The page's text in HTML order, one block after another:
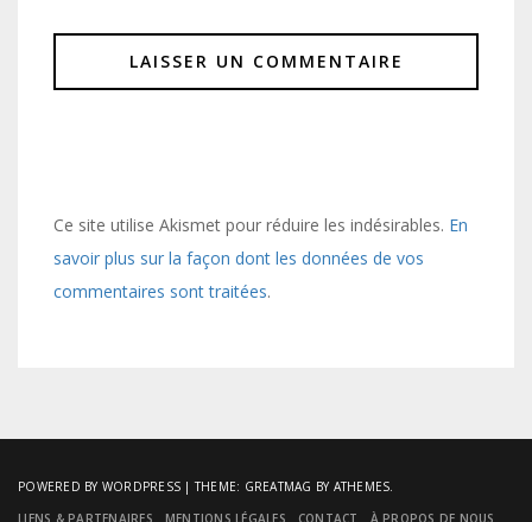
Ce site utilise Akismet pour réduire les indésirables. En
savoir plus sur la façon dont les données de vos
commentaires sont traitées.
POWERED BY WORDPRESS |THEME: GREATMAG BY ATHEMES.